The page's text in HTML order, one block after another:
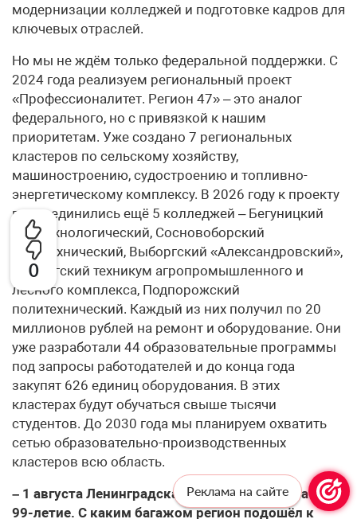
0
модернизации колледжей и подготовке кадров для
ключевых отраслей.
Но мы не ждём только федеральной поддержки. С
2024 года реализуем региональный проект
«Профессионалитет. Регион 47» – это аналог
федерального, но с привязкой к нашим
приоритетам. Уже создано 7 региональных
кластеров по сельскому хозяйству,
машиностроению, судостроению и топливно-
энергетическому комплексу. В 2026 году к проекту
присоединились ещё 5 колледжей – Бегуницкий
агротехнологический, Сосновоборский
политехнический, Выборгский «Александровский»,
Выборгский техникум агропромышленного и
лесного комплекса, Подпорожский
политехнический. Каждый из них получил по 20
миллионов рублей на ремонт и оборудование. Они
уже разработали 44 образовательные программы
под запросы работодателей и до конца года
закупят 626 единиц оборудования. В этих
кластерах будут обучаться свыше тысячи
студентов. До 2030 года мы планируем охватить
сетью образовательно-производственных
кластеров всю область.
– 1 августа Ленинградская область отметила своё
99-летие. С каким багажом регион подошёл к
Реклама на сайте